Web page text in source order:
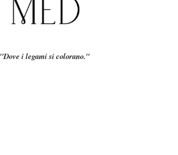
"Dove i legami si colorano."